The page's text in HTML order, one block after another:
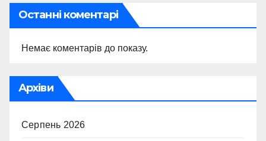
Останні коментарі
Немає коментарів до показу.
Архіви
Серпень 2026